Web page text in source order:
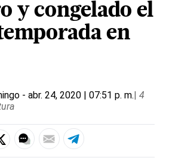
y congelado el
en
- abr. 24, 2020 | 07:51 p. m.| 4